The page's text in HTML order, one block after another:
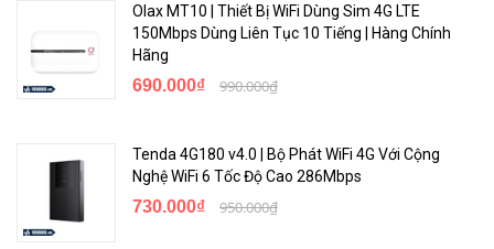
Olax MT10 | Thiết Bị WiFi Dùng Sim 4G LTE
150Mbps Dùng Liên Tục 10 Tiếng | Hàng Chính
Hãng
690.000₫ 990.000₫
Tenda 4G180 v4.0 | Bộ Phát WiFi 4G Với Cộng
Nghệ WiFi 6 Tốc Độ Cao 286Mbps
730.000₫ 950.000₫